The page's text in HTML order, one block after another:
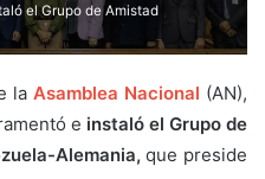
el Grupo de Amistad
la Asamblea Nacional (AN),
e instaló el Grupo de
Alemania, que preside